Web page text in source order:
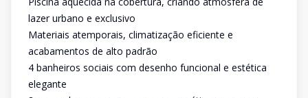
lazer urbano e exclusivo
Materiais atemporais, climatização eficiente e
acabamentos de alto padrão
4 banheiros sociais com desenho funcional e estética
elegante